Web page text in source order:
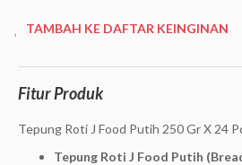
TAMBAH KE DAFTAR KEINGINAN
Fitur Produk
Tepung Roti J Food Putih 250 Gr X 24
Tepung Roti J Food Putih